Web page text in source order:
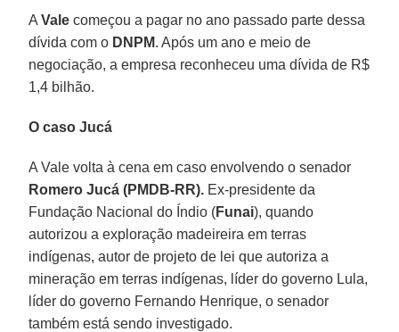
AVale começou a pagar no ano passado parte dessa
dívida com o DNPM. Após um ano e meio de
negociação, a empresa reconheceu uma dívida de R$
1,4 bilhão.
O caso Jucá
A Vale volta à cena em caso envolvendo o senador
Romero Jucá (PMDB-RR). Ex-presidente da
Fundação Nacional do Índio (Funai), quando
autorizou a exploração madeireira em terras
indígenas, autor de projeto de lei que autoriza a
mineração em terras indígenas, líder do governo Lula,
líder do governo Fernando Henrique, o senador
também está sendo investigado.